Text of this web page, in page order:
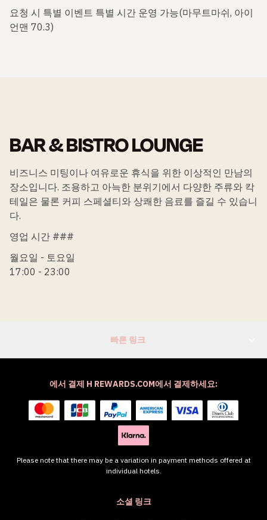
요청 시 특별 이벤트 특별 시간 운영 가능(마무트마쉬, 아이
언맨 70.3)
BAR & BISTRO LOUNGE
비즈니스 미팅이나 여유로운 휴식을 위한 이상적인 만남의
장소입니다. 조용하고 아늑한 분위기에서 다양한 주류와 칵
테일은 물론 커피 스페셜티와 상쾌한 음료를 즐길 수 있습니
다.
영업 시간 ###
월요일 - 토요일
17:00 - 23:00
빠른 링크
소셜 링크
에서 결제 H REWARDS.COM에서 결제하세요:
Please note that there may be a variation in payment methods offered at
individual hotels.